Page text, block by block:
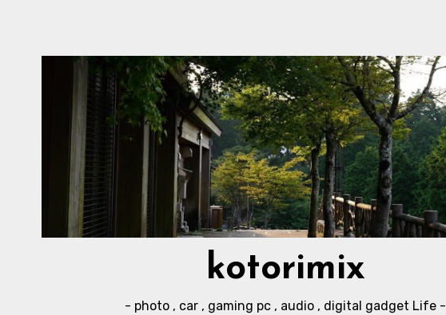
kotorimix
- photo , car , gaming pc , audio , digital gadget Life -